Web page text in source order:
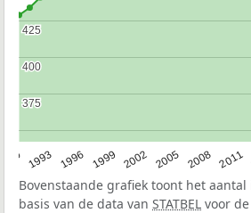
1993 1996 1999 2002 2005 2008 2011
375
375
400
400
425
425
Bovenstaande grafiek toont het
basis van de data van STATBEL voor